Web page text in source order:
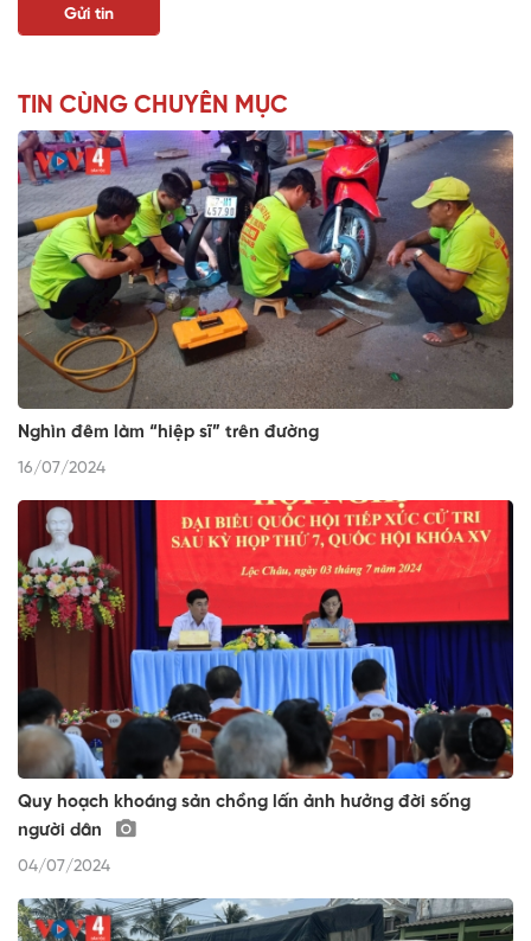
TIN CÙNG CHUYÊN MỤC
Nghìn đêm làm “hiệp sĩ” trên đường
16/07/2024
Quy hoạch khoáng sản chồng lấn ảnh hưởng đời sống
người dân
04/07/2024